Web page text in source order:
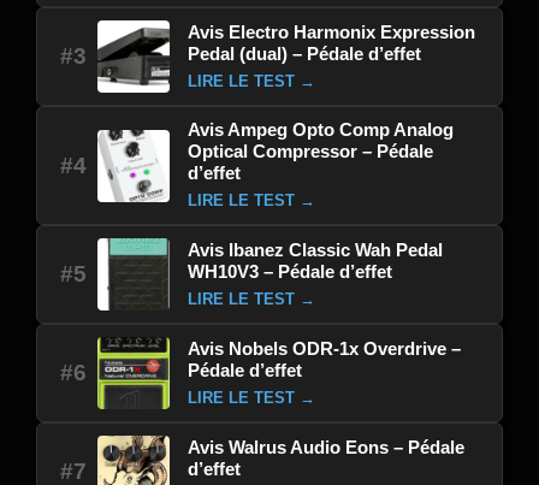
#3
Avis Electro Harmonix Expression
Pedal (dual) – Pédale d’effet
LIRE LE TEST →
#4
Avis Ampeg Opto Comp Analog
Optical Compressor – Pédale
d’effet
LIRE LE TEST →
#5
Avis Ibanez Classic Wah Pedal
WH10V3 – Pédale d’effet
LIRE LE TEST →
#6
Avis Nobels ODR-1x Overdrive –
Pédale d’effet
LIRE LE TEST →
#7
Avis Walrus Audio Eons – Pédale
d’effet